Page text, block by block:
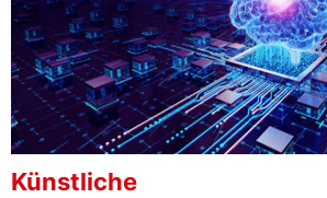
Künstliche